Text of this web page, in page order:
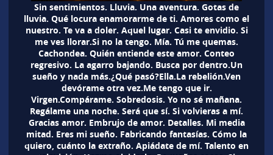
Sin sentimientos. Lluvia. Una aventura. Gotas de
lluvia. Qué locura enamorarme de ti. Amores como el
nuestro. Te va a doler. Aquel lugar. Casi te envidio. Si
me ves llorar.Si no la tengo. Mía. Tú me quemas.
Cachondea. Quién entiende este amor. Conteo
regresivo. La agarro bajando. Busca por dentro.Un
sueño y nada más.¿Qué pasó?Ella.La rebelión.Ven
devórame otra vez.Me tengo que ir.
Virgen.Compárame. Sobredosis. Yo no sé mañana.
Regálame una noche. Será que sí. Si volvieras a mí.
Gracias amor. Embrujo de amor. Detalles. Mi media
mitad. Eres mi sueño. Fabricando fantasías. Cómo la
quiero, cuánto la extraño. Apiádate de mí. Talento en